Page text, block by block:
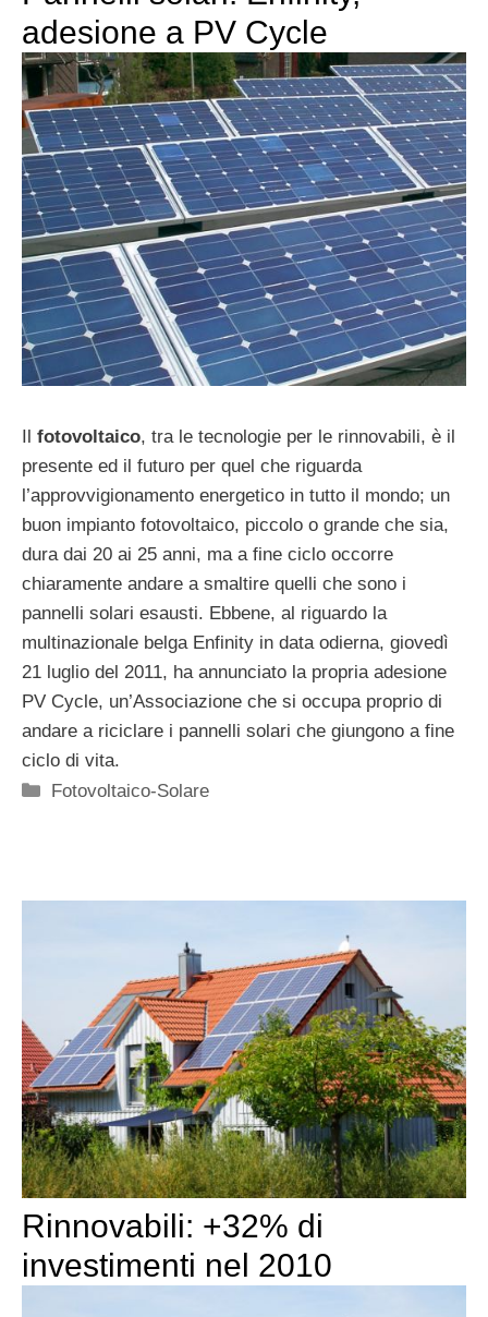
adesione a PV Cycle
Il fotovoltaico, tra le tecnologie per le rinnovabili, è il
presente ed il futuro per quel che riguarda
l’approvvigionamento energetico in tutto il mondo; un
buon impianto fotovoltaico, piccolo o grande che sia,
dura dai 20 ai 25 anni, ma a fine ciclo occorre
chiaramente andare a smaltire quelli che sono i
pannelli solari esausti. Ebbene, al riguardo la
multinazionale belga Enfinity in data odierna, giovedì
21 luglio del 2011, ha annunciato la propria adesione
PV Cycle, un’Associazione che si occupa proprio di
andare a riciclare i pannelli solari che giungono a fine
ciclo di vita.
Categorie
Fotovoltaico-Solare
Rinnovabili: +32% di
investimenti nel 2010